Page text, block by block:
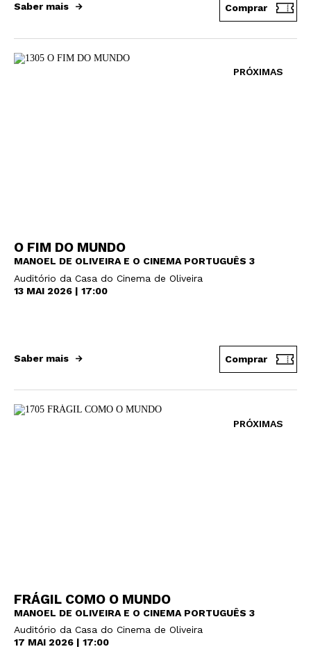
Saber mais Comprar
PRÓXIMAS
O FIM DO MUNDO
MANOEL DE OLIVEIRA E O CINEMA PORTUGUÊS 3
Auditório da Casa do Cinema de Oliveira
13 MAI 2026 | 17:00
Saber mais Comprar
PRÓXIMAS
FRÁGIL COMO O MUNDO
MANOEL DE OLIVEIRA E O CINEMA PORTUGUÊS 3
Auditório da Casa do Cinema de Oliveira
17 MAI 2026 | 17:00